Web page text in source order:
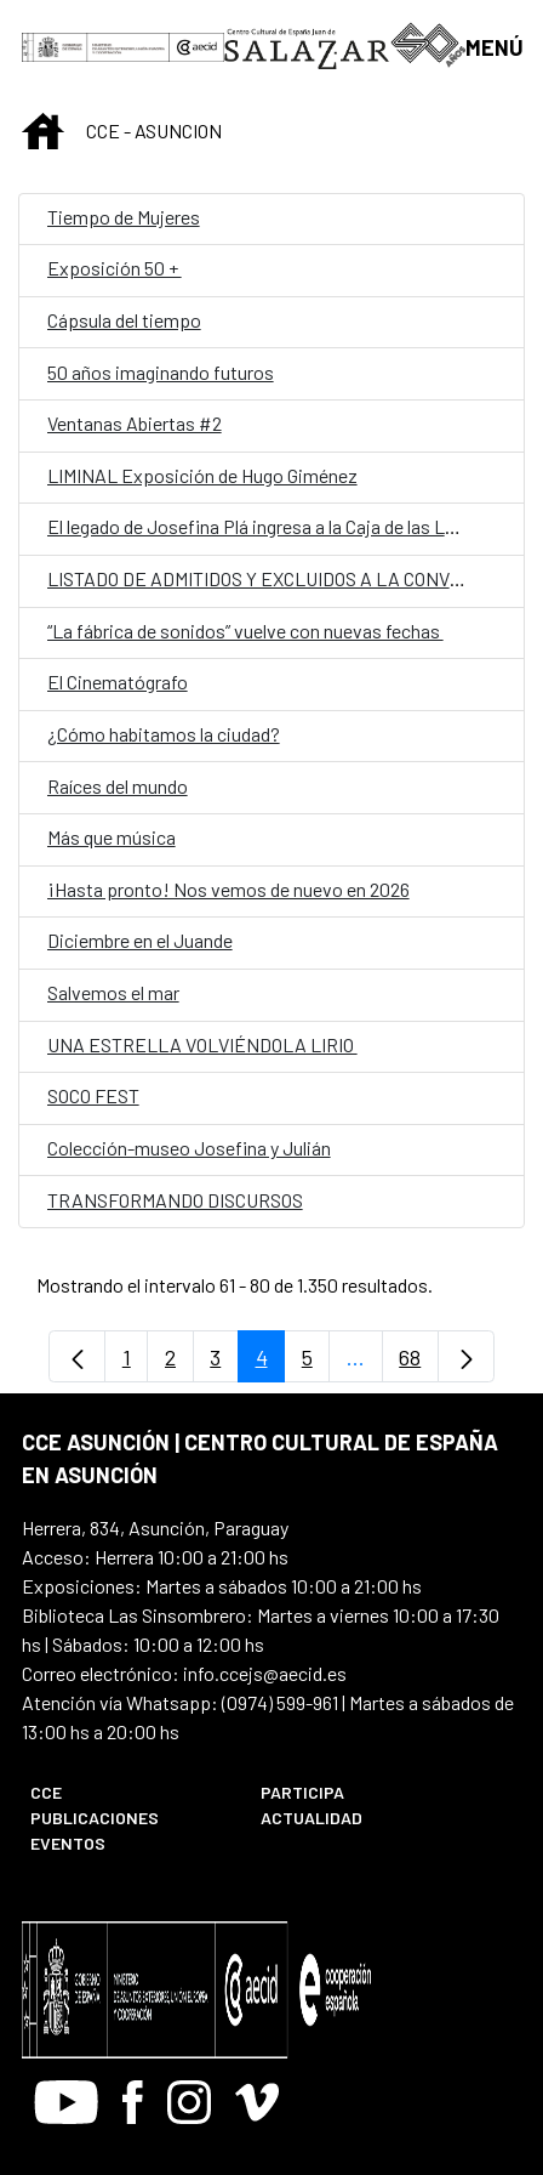
Saltar al contenido principal
MENÚ
INICIOCCE - ASUNCION
Tiempo de Mujeres
Exposición 50 +
Cápsula del tiempo
50 años imaginando futuros
Ventanas Abiertas #2
LIMINAL Exposición de Hugo Giménez
El legado de Josefina Plá ingresa a la Caja de las Letras del Instituto Cervantes
LISTADO DE ADMITIDOS Y EXCLUIDOS A LA CONVOCATORIA DE PERSONAL LABORAL TEMPORAL EN RÉGIMEN DE INTERINIDAD POR SUSTITUCIÓN, EN LA EMBAJADA DE ESPAÑA EN ASUNCIÓN, PARAGUAY, CON LA CATEGORIA DE OFICIAL
“La fábrica de sonidos” vuelve con nuevas fechas
El Cinematógrafo
¿Cómo habitamos la ciudad?
Raíces del mundo
Más que música
¡Hasta pronto! Nos vemos de nuevo en 2026
Diciembre en el Juande
Salvemos el mar
UNA ESTRELLA VOLVIÉNDOLA LIRIO
SOCO FEST
Colección-museo Josefina y Julián
TRANSFORMANDO DISCURSOS
Mostrando el intervalo 61 - 80 de 1.350 resultados.
Página
1 Página
2 Página
3 Página
4 Página
5 ...PáginasPágina
68
CCE ASUNCIÓN | CENTRO CULTURAL DE ESPAÑA
EN ASUNCIÓN
Herrera, 834, Asunción, Paraguay
Acceso: Herrera 10:00 a 21:00 hs
Exposiciones: Martes a sábados 10:00 a 21:00 hs
Biblioteca Las Sinsombrero: Martes a viernes 10:00 a 17:30
hs | Sábados: 10:00 a 12:00 hs
Correo electrónico: info.ccejs@aecid.es
Atención vía Whatsapp: (0974) 599-961 | Martes a sábados de
13:00 hs a 20:00 hs
CCE
PARTICIPA
PUBLICACIONES
ACTUALIDAD
EVENTOS
Youtube FacebookInstagram
Vimeo